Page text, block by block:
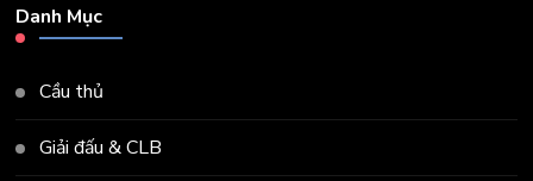
Danh Mục
Cầu thủ
Giải đấu & CLB